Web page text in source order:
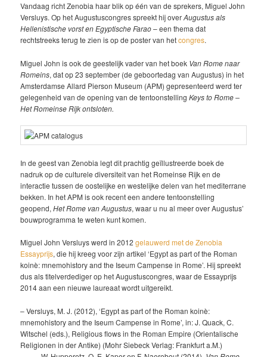
Vandaag richt Zenobia haar blik op één van de sprekers, Miguel John
Versluys. Op het Augustuscongres spreekt hij overAugustus als
Hellenistische vorst en Egyptische Farao– een thema dat
rechtstreeks terug te zien is op de poster van hetcongres.
Miguel John is ook de geestelijk vader van het boek Van Rome naar
Romeins, dat op 23 september (de geboortedag van Augustus) in het
Amsterdamse Allard Pierson Museum (APM) gepresenteerd werd ter
gelegenheid van de opening van de tentoonstellingKeys to Rome –
Het Romeinse Rijk ontsloten.
In de geest van Zenobia legt dit prachtig geïllustreerde boek de
nadruk op de culturele diversiteit van het Romeinse Rijk en de
interactie tussen de oostelijke en westelijke delen van het mediterrane
bekken. In het APM is ook recent een andere tentoonstelling
geopend,Het Rome van Augustus, waar u nu al meer over Augustus’
bouwprogramma te weten kunt komen.
Miguel John Versluys werd in 2012gelauwerd met de Zenobia
Essayprijs, die hij kreeg voor zijn artikel ‘Egypt as part of the Roman
koinè: mnemohistory and the Iseum Campense in Rome’. Hij spreekt
dus als titelverdediger op het Augustuscongres, waar de Essayprijs
2014 aan een nieuwe laureaat wordt uitgereikt.
– Versluys, M. J. (2012), ‘Egypt as part of the Roman koinè:
mnemohistory and the Iseum Campense in Rome’, in: J. Quack, C.
Witschel (eds.), Religious flows in the Roman Empire (Orientalische
Religionen in der Antike) (Mohr Siebeck Verlag: Frankfurt a.M.)